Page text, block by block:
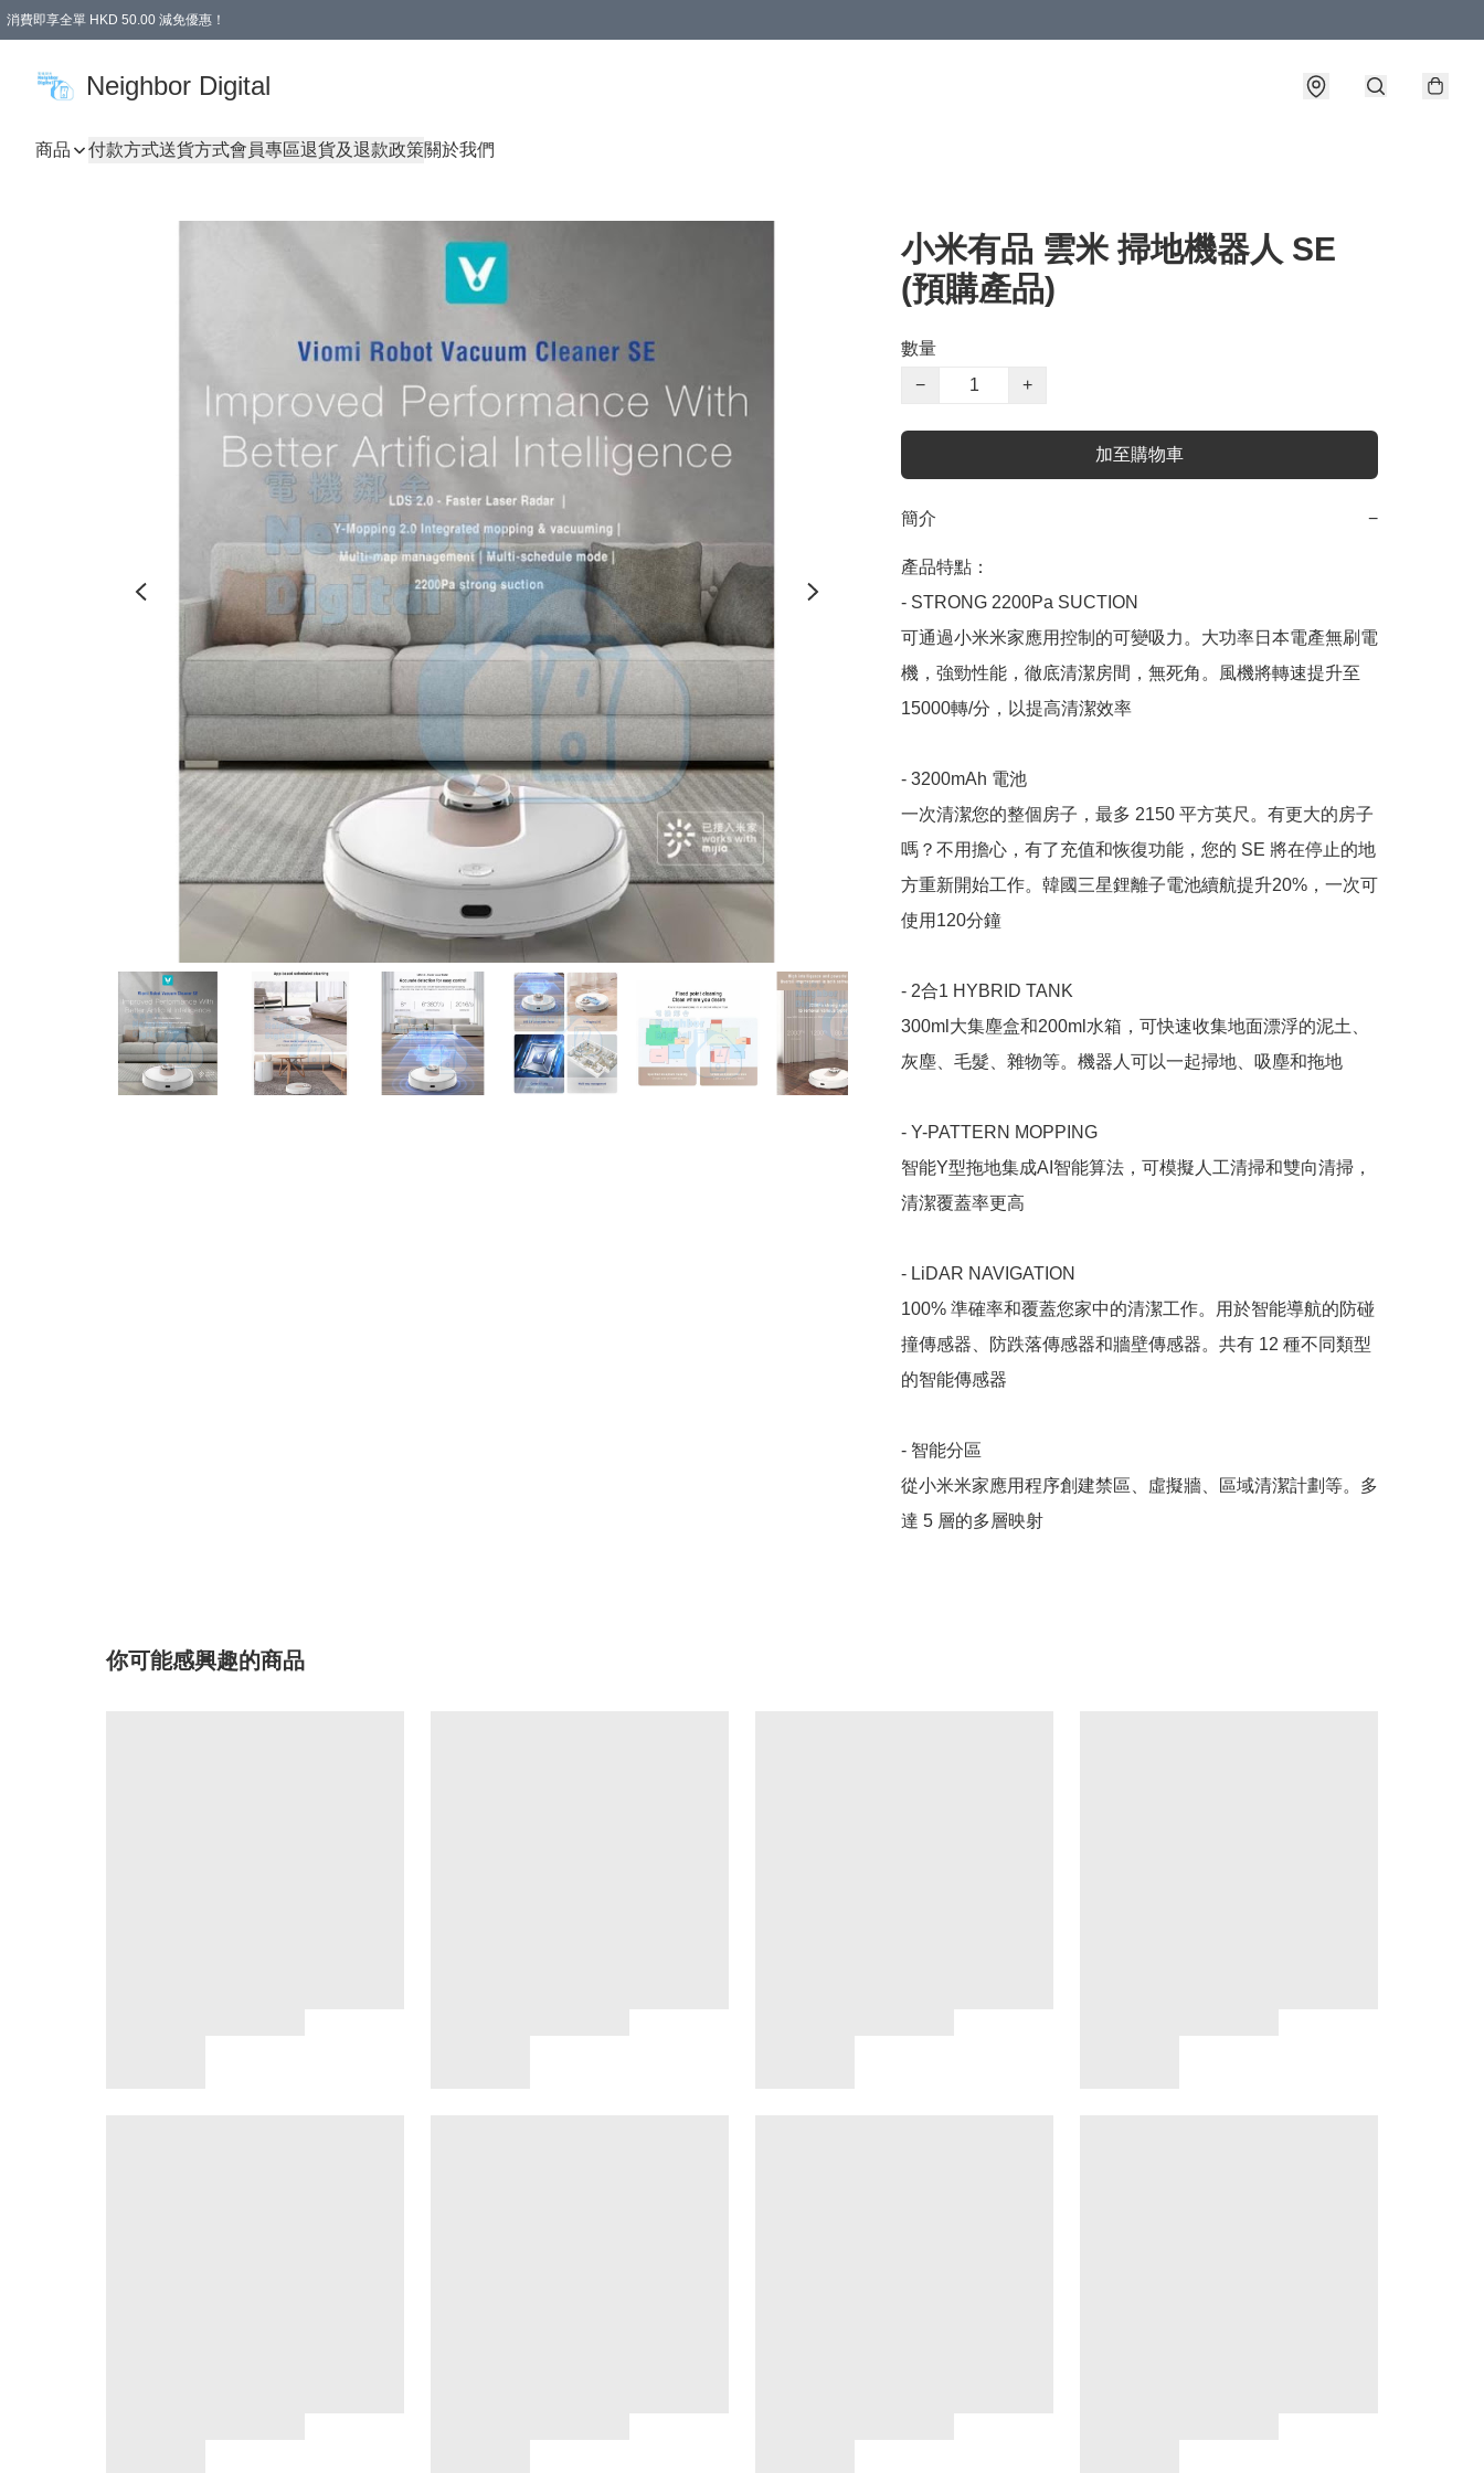
消費即享全單 HKD 50.00 減免優惠！
Neighbor Digital
商品 付款方式送貨方式會員專區退貨及退款政策關於我們
小米有品 雲米 掃地機器人 SE
(預購產品)
數量
−
+
加至購物車
簡介 −
產品特點：
- STRONG 2200Pa SUCTION
可通過小米米家應用控制的可變吸力。大功率日本電產無刷電
機，強勁性能，徹底清潔房間，無死角。風機將轉速提升至
15000轉/分，以提高清潔效率
- 3200mAh 電池
一次清潔您的整個房子，最多 2150 平方英尺。有更大的房子
嗎？不用擔心，有了充值和恢復功能，您的 SE 將在停止的地
方重新開始工作。韓國三星鋰離子電池續航提升20%，一次可
使用120分鐘
- 2合1 HYBRID TANK
300ml大集塵盒和200ml水箱，可快速收集地面漂浮的泥土、
灰塵、毛髮、雜物等。機器人可以一起掃地、吸塵和拖地
- Y-PATTERN MOPPING
智能Y型拖地集成AI智能算法，可模擬人工清掃和雙向清掃，
清潔覆蓋率更高
- LiDAR NAVIGATION
100% 準確率和覆蓋您家中的清潔工作。用於智能導航的防碰
撞傳感器、防跌落傳感器和牆壁傳感器。共有 12 種不同類型
的智能傳感器
- 智能分區
從小米米家應用程序創建禁區、虛擬牆、區域清潔計劃等。多
你可能感興趣的商品